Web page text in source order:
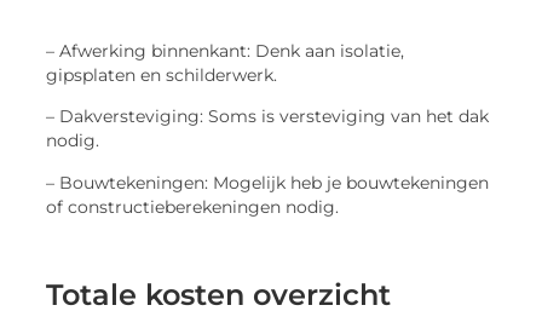
– Afwerking binnenkant: Denk aan isolatie,
gipsplaten en schilderwerk.
– Dakversteviging: Soms is versteviging van het dak
nodig.
– Bouwtekeningen: Mogelijk heb je bouwtekeningen
of constructieberekeningen nodig.
Totale kosten overzicht